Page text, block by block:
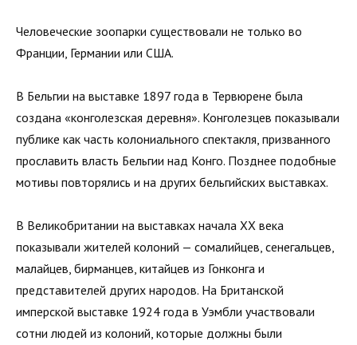
Человеческие зоопарки существовали не только во
Франции, Германии или США.
В Бельгии на выставке 1897 года в Тервюрене была
создана «конголезская деревня». Конголезцев показывали
публике как часть колониального спектакля, призванного
прославить власть Бельгии над Конго. Позднее подобные
мотивы повторялись и на других бельгийских выставках.
В Великобритании на выставках начала XX века
показывали жителей колоний — сомалийцев, сенегальцев,
малайцев, бирманцев, китайцев из Гонконга и
представителей других народов. На Британской
имперской выставке 1924 года в Уэмбли участвовали
сотни людей из колоний, которые должны были